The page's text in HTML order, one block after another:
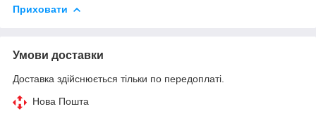
Приховати
Умови доставки
Доставка здійснюється тільки по передоплаті.
Нова Пошта